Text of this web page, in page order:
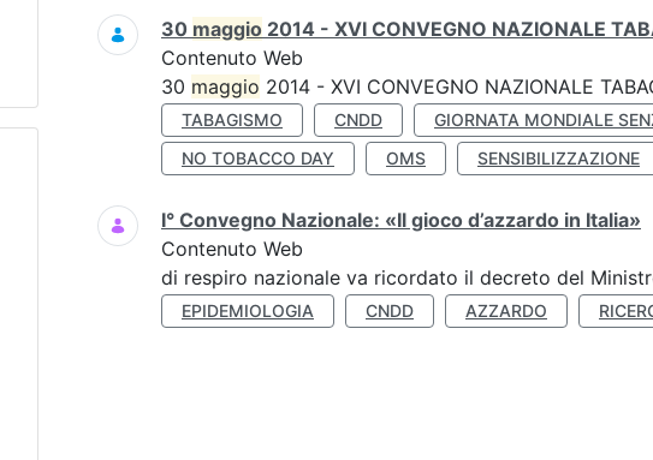
Ricerca
30 maggio 2014 - XVI CONVEGNO NAZIONALE
Contenuto Web
30 maggio 2014 - XVI CONVEGNO NAZIONALE
TABAGISMO CNDD GIORNATA MONDIALE
NO TOBACCO DAY
OMS SENSIBILIZZAZIONE
I° Convegno Nazionale: «Il gioco d’azzardo in Italia»
Contenuto Web
di respiro nazionale va ricordato il decreto del
EPIDEMIOLOGIA CNDD AZZARDO